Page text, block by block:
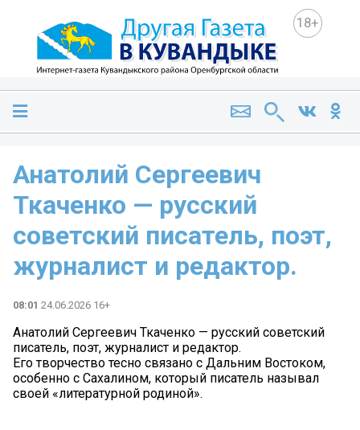
18+
Анатолий Сергеевич
Ткаченко — русский
советский писатель, поэт,
журналист и редактор.
08:01 24.06.2026 16+
Анатолий Сергеевич Ткаченко — русский советский
писатель, поэт, журналист и редактор.
Его творчество тесно связано с Дальним Востоком,
особенно с Сахалином, который писатель называл
своей «литературной родиной».